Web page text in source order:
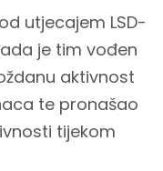
utjecajem LSD-
je tim vođen
aktivnost
te pronašao
tijekom